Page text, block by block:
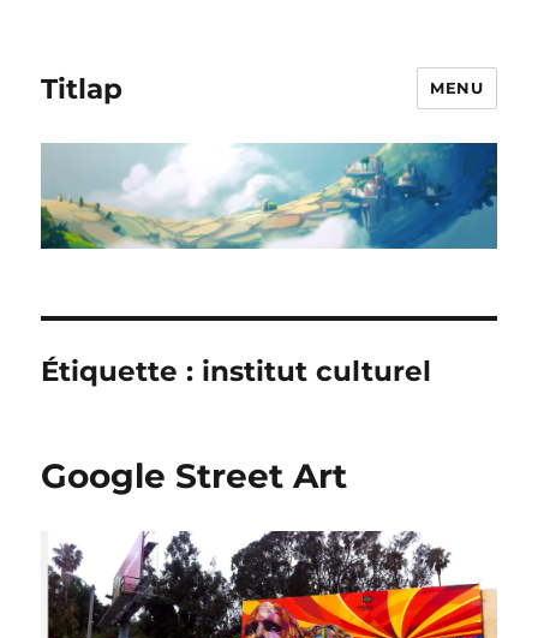
Titlap MENU
Étiquette : institut culturel
Google Street Art